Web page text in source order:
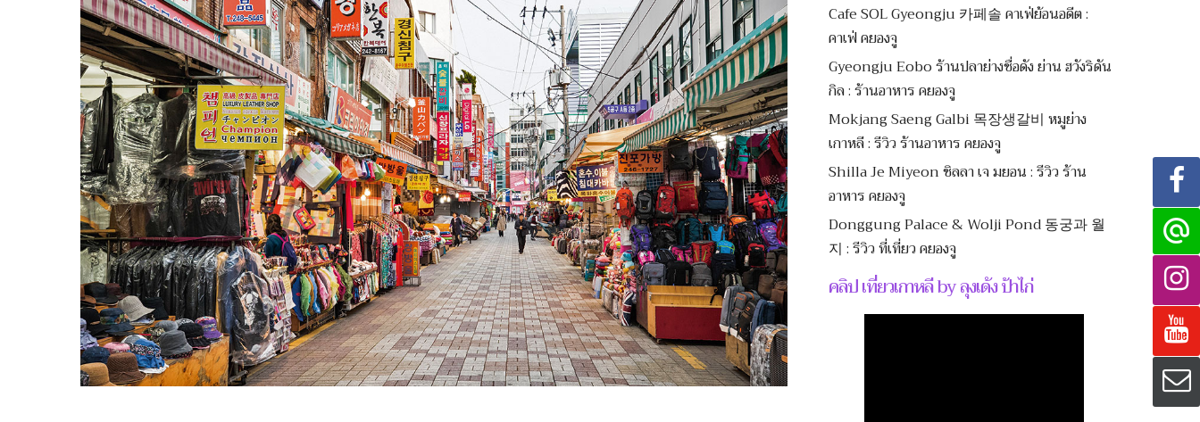
Cafe SOL Gyeongju 카페솔 คาเฟ่ย้อนอดีต :
คาเฟ่ คยองจู
Gyeongju Eobo ร้านปลาย่างชื่อดัง ย่าน ฮวังริดัน
กิล : ร้านอาหาร คยองจู
Mokjang Saeng Galbi 목장생갈비 หมูย่าง
เกาหลี : รีวิว ร้านอาหาร คยองจู
Shilla Je Miyeon ชิลลา เจ มยอน : รีวิว ร้าน
อาหาร คยองจู
Donggung Palace & Wolji Pond 동궁과 월
지 : รีวิว ที่เที่ยว คยองจู
คลิป เที่ยวเกาหลี by ลุงเด้ง ป้าไก่